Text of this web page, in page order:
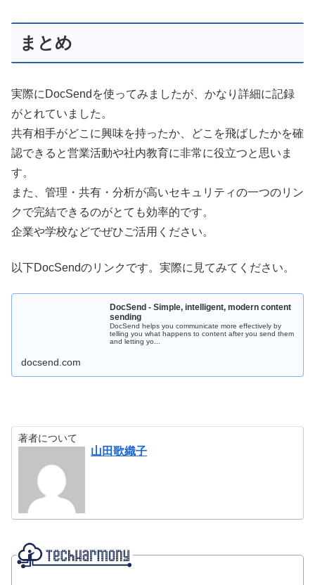
まとめ
実際にDocSendを使ってみましたが、かなり詳細に記録
がとれていました。
共有相手がどこに興味を持ったか、どこを飛ばしたかを確
認できると営業活動や社内教育に非常に役立つと思いま
す。
また、管理・共有・分析が高いセキュリティの一つのリン
クで完結できるのがとても効率的です。
企業や学校などでぜひご活用ください。
以下DocSendのリンクです。実際に見てみてください。
DocSend - Simple, intelligent, modern content
sending
DocSend helps you communicate more effectively by
telling you what happens to content after you send them
and letting yo...
docsend.com
著者について
山田歌織子